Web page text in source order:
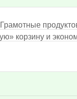
Грамотные
корзину и